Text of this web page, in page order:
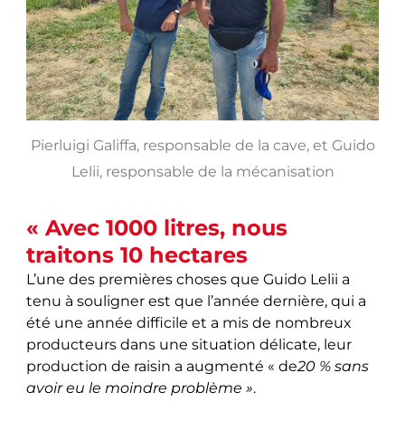
Pierluigi Galiffa, responsable de la cave, et Guido
Lelii, responsable de la mécanisation
« Avec 1000 litres, nous
traitons 10 hectares
L’une des premières choses que Guido Lelii a
tenu à souligner est que l’année dernière, qui a
été une année difficile et a mis de nombreux
producteurs dans une situation délicate, leur
production de raisin a augmenté « de20 % sans
avoir eu le moindre problème ».